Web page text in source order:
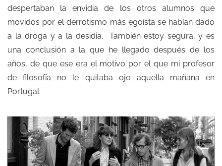
despertaban la envidia de los otros alumnos que
movidos por el derrotismo más egoísta se habían dado
a la droga y a la desidia. También estoy segura, y es
una conclusión a la que he llegado después de los
años, de que ese era el motivo por el que mi profesor
de filosofía no le quitaba ojo aquella mañana en
Portugal.